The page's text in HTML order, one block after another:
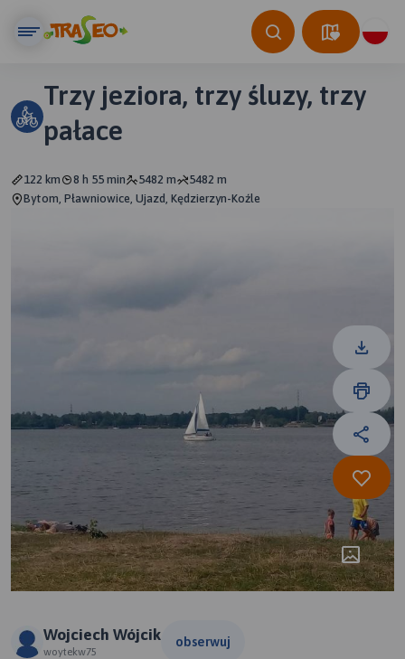
Trzy jeziora, trzy śluzy, trzy
pałace
122 km 8 h 55 min 5482 m
5482 m
Bytom, Pławniowice, Ujazd, Kędzierzyn-Koźle
Wojciech Wójcik
woytekw75
obserwuj